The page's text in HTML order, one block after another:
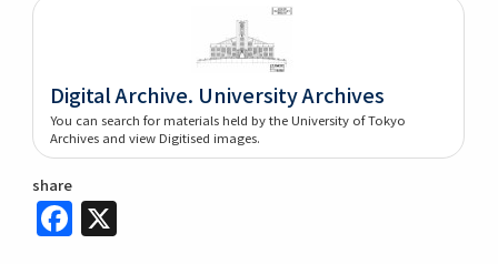
Digital Archive. University Archives
You can search for materials held by the University of Tokyo
Archives and view Digitised images.
share
Facebook